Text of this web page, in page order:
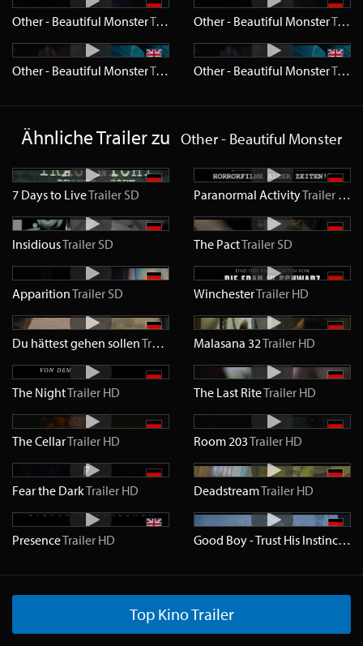
Other - Beautiful MonsterTrailer HD
Other - Beautiful MonsterTrailer
Other - Beautiful MonsterTrailer HD
Other - Beautiful MonsterTrailer
Ähnliche Trailer zu Other - Beautiful Monster
7 Days to LiveTrailer SD Paranormal ActivityTrailer SD
InsidiousTrailer SD The PactTrailer SD
ApparitionTrailer SD WinchesterTrailer HD
Du hättest gehen sollenTrailer Malasana 32Trailer HD
The NightTrailer HD The Last RiteTrailer HD
The CellarTrailer HD Room 203Trailer HD
Fear the DarkTrailer HD DeadstreamTrailer HD
PresenceTrailer HD Good Boy - Trust His Instincts
Top Kino Trailer